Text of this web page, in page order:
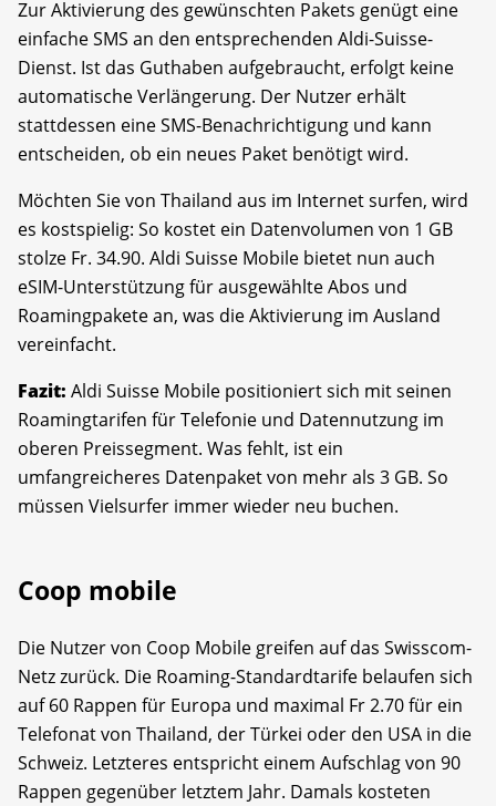
Zur Aktivierung des gewünschten Pakets genügt eine
einfache SMS an den entsprechenden Aldi-Suisse-
Dienst. Ist das Guthaben aufgebraucht, erfolgt keine
automatische Verlängerung. Der Nutzer erhält
stattdessen eine SMS-Benachrichtigung und kann
entscheiden, ob ein neues Paket benötigt wird.
Möchten Sie von Thailand aus im Internet surfen, wird
es kostspielig: So kostet ein Datenvolumen von 1 GB
stolze Fr. 34.90. Aldi Suisse Mobile bietet nun auch
eSIM-Unterstützung für ausgewählte Abos und
Roamingpakete an, was die Aktivierung im Ausland
vereinfacht.
Fazit: Aldi Suisse Mobile positioniert sich mit seinen
Roamingtarifen für Telefonie und Datennutzung im
oberen Preissegment. Was fehlt, ist ein
umfangreicheres Datenpaket von mehr als 3 GB. So
müssen Vielsurfer immer wieder neu buchen.
Coop mobile
Die Nutzer von Coop Mobile greifen auf das Swisscom-
Netz zurück. Die Roaming-Standardtarife belaufen sich
auf 60 Rappen für Europa und maximal Fr 2.70 für ein
Telefonat von Thailand, der Türkei oder den USA in die
Schweiz. Letzteres entspricht einem Aufschlag von 90
Rappen gegenüber letztem Jahr. Damals kosteten